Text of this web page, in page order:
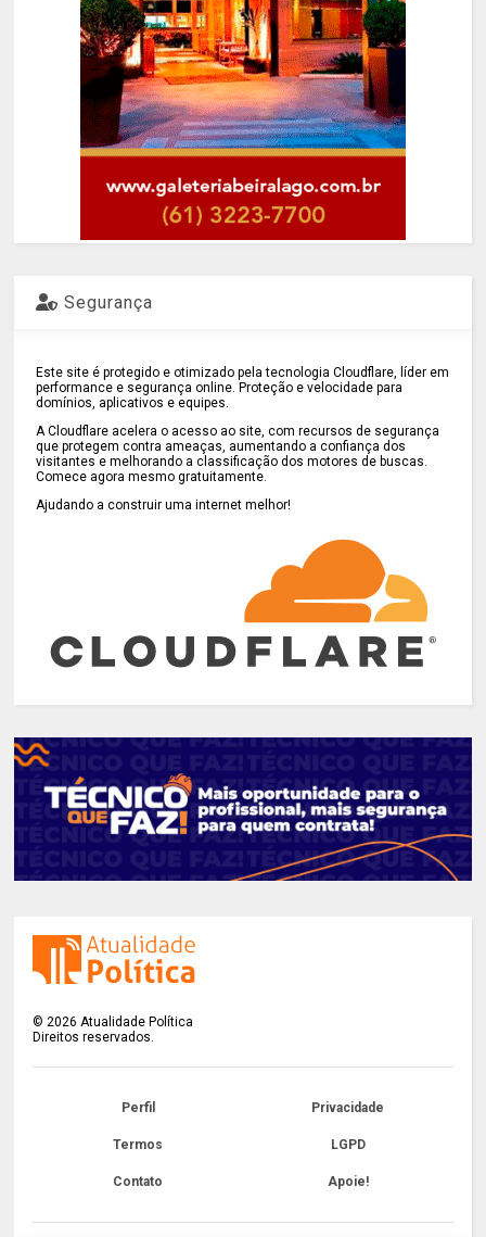
Segurança
Este site é protegido e otimizado pela tecnologia Cloudflare, líder em
performance e segurança online. Proteção e velocidade para
domínios, aplicativos e equipes.
A Cloudflare acelera o acesso ao site, com recursos de segurança
que protegem contra ameaças, aumentando a confiança dos
visitantes e melhorando a classificação dos motores de buscas.
Comece agora mesmo gratuitamente.
Ajudando a construir uma internet melhor!
©2026 Atualidade Política
Direitos reservados.
Perfil Privacidade
Termos LGPD
Contato Apoie!